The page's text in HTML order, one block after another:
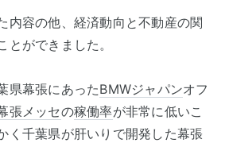
内容の他、経済動向と不動産の関
ができました。
県幕張にあったBMWジャパンオフ
張メッセの稼働率が非常に低いこ
く千葉県が肝いりで開発した幕張